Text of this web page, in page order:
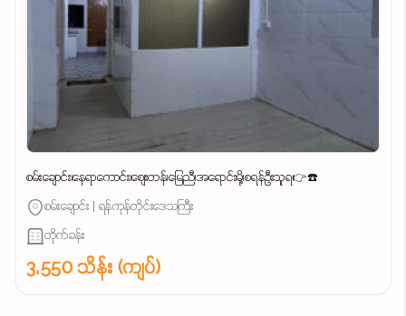
စမ်းချောင်း၊နေရာကောင်း၊စျေးတန်၊မြေညီ၊အရောင်းမို့၊စရန်ဦးသူရ👉☎️
စမ်းချောင်း | ရန်ကုန်တိုင်းဒေသကြီး
တိုက်ခန်း
3,550 သိန်း (ကျပ်)